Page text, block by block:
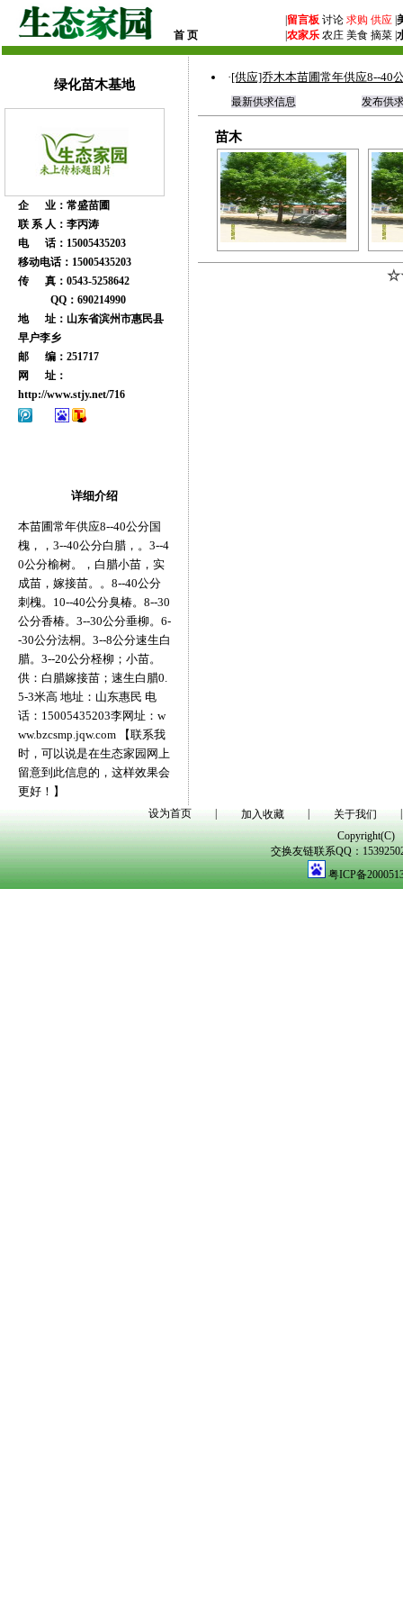
首 页
留言板 讨论 求购 供应
农家乐 农庄 美食 摘菜 |
绿化苗木基地
企 业：常盛苗圃
联 系 人：李丙涛
电 话：15005435203
移动电话：15005435203
传 真：0543-5258642
QQ：690214990
地 址：山东省滨州市惠民县
早户李乡
邮 编：251717
网 址：
http://www.stjy.net/716
详细介绍
本苗圃常年供应8--40公分国
槐，，3--40公分白腊，。3--4
0公分榆树。，白腊小苗，实
成苗，嫁接苗。。8--40公分
刺槐。10--40公分臭椿。8--30
公分香椿。3--30公分垂柳。6-
-30公分法桐。3--8公分速生白
腊。3--20公分柽柳；小苗。
供：白腊嫁接苗；速生白腊0.
5-3米高 地址：山东惠民 电
话：15005435203李网址：w
ww.bzcsmp.jqw.com 【联系我
时，可以说是在生态家园网上
留意到此信息的，这样效果会
更好！】
·[供应]乔木本苗圃常年供应8--40
最新供求信息 发布供
苗木
设为首页 加入收藏 关于我们
Copyright(C)
交换友链联系QQ：
粤ICP备